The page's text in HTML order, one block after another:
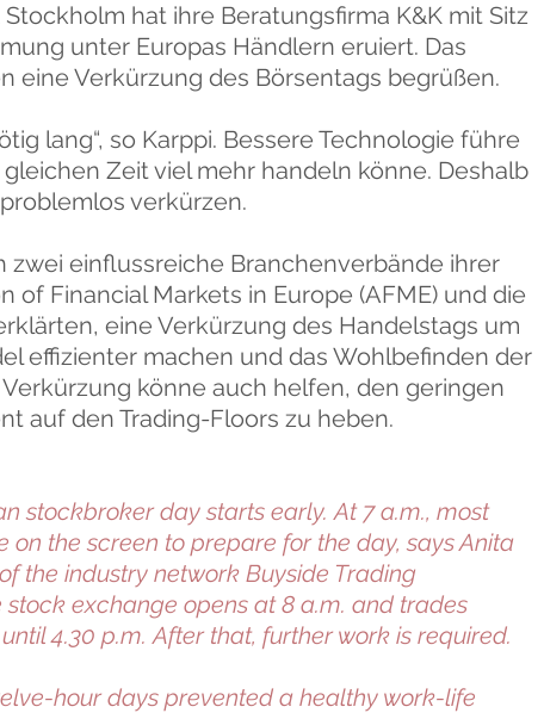
hat ihre Beratungsfirma K&K mit Sitz
unter Europas Händlern eruiert. Das
eine Verkürzung des Börsentags begrüßen.
lang“, so Karppi. Bessere Technologie führe
Zeit viel mehr handeln könne. Deshalb
verkürzen.
zwei einflussreiche Branchenverbände ihrer
of Financial Markets in Europe (AFME) und die
eine Verkürzung des Handelstags um
effizienter machen und das Wohlbefinden der
könne auch helfen, den geringen
auf den Trading-Floors zu heben.
stockbroker day starts early. At 7 a.m., most
on the screen to prepare for the day, says Anita
the industry network Buyside Trading
stock exchange opens at 8 a.m. and trades
4.30 p.m. After that, further work is required.
hour days prevented a healthy work-life